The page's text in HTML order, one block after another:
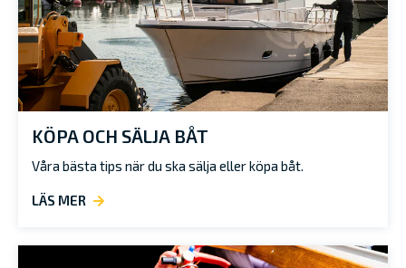
KÖPA OCH SÄLJA BÅT
Våra bästa tips när du ska sälja eller köpa båt.
LÄS MER